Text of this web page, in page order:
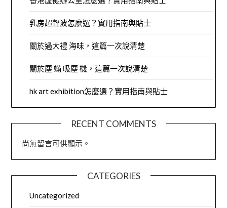
乳房超聲波怎麼選？實用指南與貼士
關於過大禮 海味，這篇一次說清楚
關於塵 蟎 吸塵 機，這篇一次說清楚
hk art exhibition怎麼選？實用指南與貼士
RECENT COMMENTS
尚無留言可供顯示。
CATEGORIES
Uncategorized